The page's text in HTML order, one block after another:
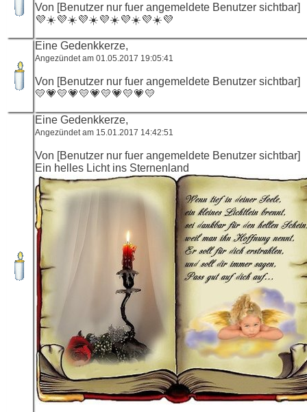
Von [Benutzer nur fuer angemeldete Benutzer sichtbar]
💜☀️💜☀️💜☀️💜☀️💜☀️💜☀️💜
Eine Gedenkkerze,
Angezündet am 01.05.2017 19:05:41
Von [Benutzer nur fuer angemeldete Benutzer sichtbar]
💛💗💛💗💛💗💛💗💛💗💛
Eine Gedenkkerze,
Angezündet am 15.01.2017 14:42:51
Von [Benutzer nur fuer angemeldete Benutzer sichtbar]
Ein helles Licht ins Sternenland